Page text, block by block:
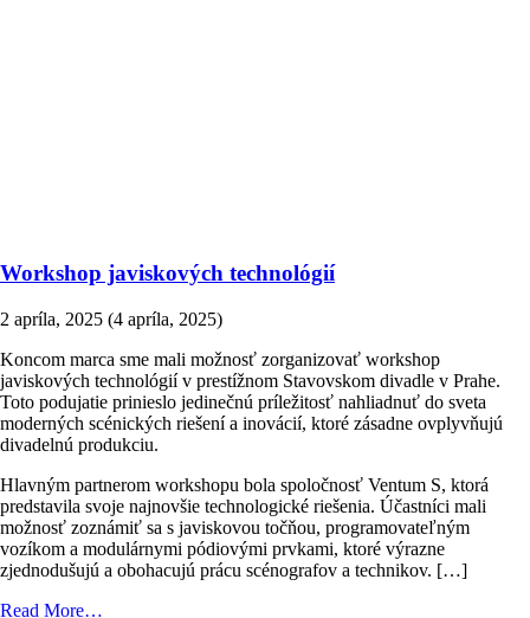
Workshop javiskových technológií
2 apríla, 2025 (4 apríla, 2025)
Koncom marca sme mali možnosť zorganizovať workshop
javiskových technológií v prestížnom Stavovskom divadle v Prahe.
Toto podujatie prinieslo jedinečnú príležitosť nahliadnuť do sveta
moderných scénických riešení a inovácií, ktoré zásadne ovplyvňujú
divadelnú produkciu.
Hlavným partnerom workshopu bola spoločnosť Ventum S, ktorá
predstavila svoje najnovšie technologické riešenia. Účastníci mali
možnosť zoznámiť sa s javiskovou točňou, programovateľným
vozíkom a modulárnymi pódiovými prvkami, ktoré výrazne
zjednodušujú a obohacujú prácu scénografov a technikov. […]
Read More…